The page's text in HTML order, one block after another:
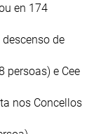
en 174
de
persoas) e Cee
nos Concellos